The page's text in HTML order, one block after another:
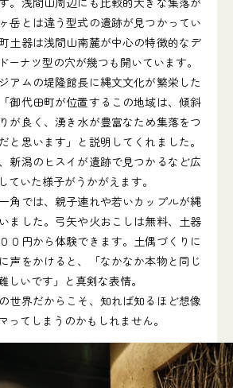
岳とは違う型式の遺跡が見つかってい
土器は浅間山南麓が中心の特徴的なデ
ーナツ型の穴が幾つも開いています。
アムの堤隆館長に縄文文化が繁栄した
御代田町が位置するこの地域は、傾斜
が良く、湧き水が豊富なため集落をつ
と思います」と説明してくれました。
新潟のヒスイが遺跡で見つかるなど広
ていた様子がうかがえます。
角では、親子連れや若いカップルが縄
ました。弓矢や火おこしは無料、土器
０円から体験できます。土偶づくりに
声をかけると、「なかなか本物と同じ
しいです」と真剣な表情。
世界だからこそ、知れば知るほど想像
ってしまうのかもしれません。